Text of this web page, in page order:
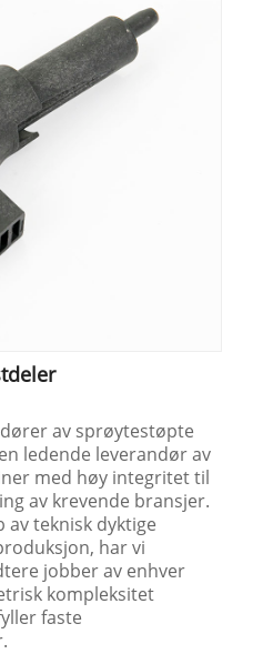
av sprøytestøpte
ledende leverandør av
med høy integritet til
av krevende bransjer.
av teknisk dyktige
har vi
jobber av enhver
kompleksitet
faste